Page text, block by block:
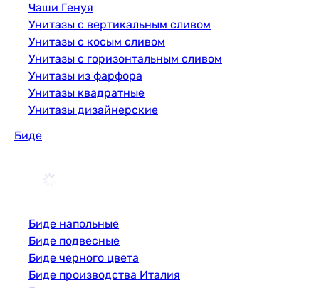
Чаши Генуя
Унитазы с вертикальным сливом
Унитазы с косым сливом
Унитазы с горизонтальным сливом
Унитазы из фарфора
Унитазы квадратные
Унитазы дизайнерские
Биде
Биде напольные
Биде подвесные
Биде черного цвета
Биде производства Италия